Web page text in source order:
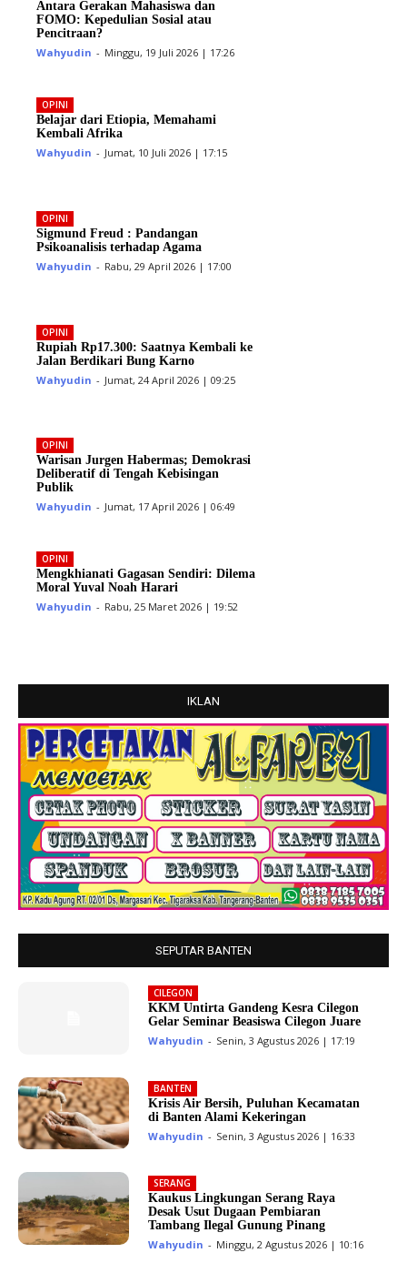
Antara Gerakan Mahasiswa dan
FOMO: Kepedulian Sosial atau
Pencitraan?
Wahyudin - Minggu, 19 Juli 2026 | 17:26
OPINI
Belajar dari Etiopia, Memahami
Kembali Afrika
Wahyudin - Jumat, 10 Juli 2026 | 17:15
OPINI
Sigmund Freud : Pandangan
Psikoanalisis terhadap Agama
Wahyudin - Rabu, 29 April 2026 | 17:00
OPINI
Rupiah Rp17.300: Saatnya Kembali ke
Jalan Berdikari Bung Karno
Wahyudin - Jumat, 24 April 2026 | 09:25
OPINI
Warisan Jurgen Habermas; Demokrasi
Deliberatif di Tengah Kebisingan
Publik
Wahyudin - Jumat, 17 April 2026 | 06:49
OPINI
Mengkhianati Gagasan Sendiri: Dilema
Moral Yuval Noah Harari
Wahyudin - Rabu, 25 Maret 2026 | 19:52
IKLAN
SEPUTAR BANTEN
CILEGON
KKM Untirta Gandeng Kesra Cilegon
Gelar Seminar Beasiswa Cilegon Juare
Wahyudin - Senin, 3 Agustus 2026 | 17:19
BANTEN
Krisis Air Bersih, Puluhan Kecamatan
di Banten Alami Kekeringan
Wahyudin - Senin, 3 Agustus 2026 | 16:33
SERANG
Kaukus Lingkungan Serang Raya
Desak Usut Dugaan Pembiaran
Tambang Ilegal Gunung Pinang
Wahyudin - Minggu, 2 Agustus 2026 | 10:16